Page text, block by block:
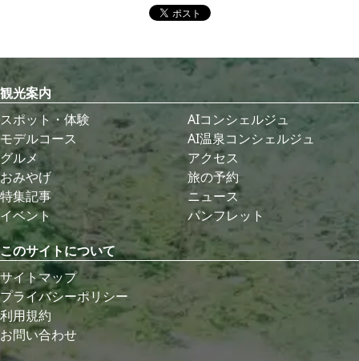
観光案内
スポット・体験
モデルコース
グルメ
おみやげ
特集記事
イベント
AIコンシェルジュ
AI温泉コンシェルジュ
アクセス
旅の予約
ニュース
パンフレット
このサイトについて
サイトマップ
プライバシーポリシー
利用規約
お問い合わせ